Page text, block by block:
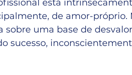
está
de amor-próprio.
uma base de
sucesso,